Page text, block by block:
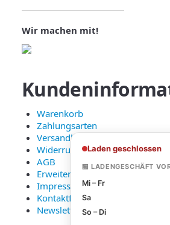
Wir machen mit!
Warenkorb
Zahlungsarten
Versandkosten und Lieferung
Widerruf
AGB
Erweiterte Datenschutzerklärung
Impressum
Kontaktformular
Newsletter Anmeldung
Laden geschlossen
🏪 LADENGESCHÄFT
Mi – Fr
Sa
So – Di